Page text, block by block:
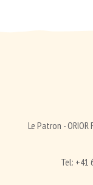
Le Patron - ORIOR
Tel: +41